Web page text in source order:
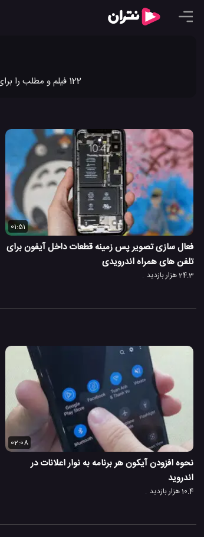
122 فیلم و مطلب را برای نرم افزار موبایل اندروید در نتران به اشتراک گذاشته ایم. جدیدترین ویدیو کلیپ ها و مطالب نرم افزار موبایل اندروید را در نتران ببینید.
01:51
فعال سازی تصویر پس زمینه قطعات داخل آیفون برای
تلفن های همراه اندرویدی
24.3 هزار بازدید
02:08
نحوه افزودن آیکون هر برنامه به نوار اعلانات در
اندروید
10.4 هزار بازدید